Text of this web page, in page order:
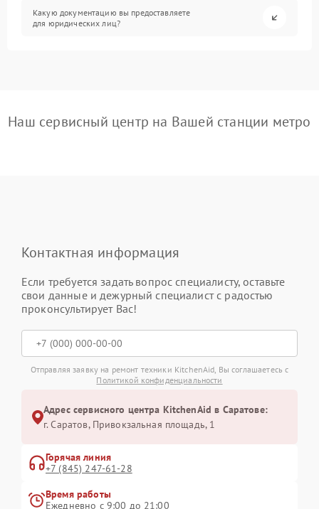
Какую документацию вы предоставляете
для юридических лиц?
Наш сервисный центр на Вашей станции метро
Контактная информация
Если требуется задать вопрос специалисту, оставьте
свои данные и дежурный специалист с радостью
проконсультирует Вас!
Отправляя заявку на ремонт техники KitchenAid, Вы соглашаетесь с
Политикой конфиденциальности
Адрес сервисного центра KitchenAid в Саратове:
г. Саратов, Привокзальная площадь, 1
Горячая линия
+7 (845) 247-61-28
Время работы
Ежедневно с 9:00 до 21:00